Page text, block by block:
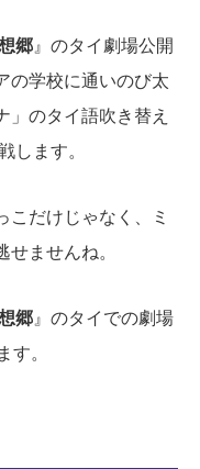
郷 』のタイ劇場公開
の学校に通いのび太
」のタイ語吹き替え
します。
こだけじゃなく、ミ
せませんね。
郷 』のタイでの劇場
す。